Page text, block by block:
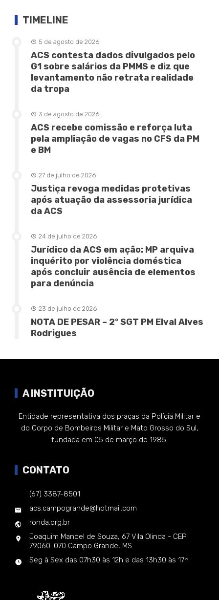
TIMELINE
5 de agosto de 2026
ACS contesta dados divulgados pelo
G1 sobre salários da PMMS e diz que
levantamento não retrata realidade
da tropa
3 de agosto de 2026
ACS recebe comissão e reforça luta
pela ampliação de vagas no CFS da PM
e BM
27 de julho de 2026
Justiça revoga medidas protetivas
após atuação da assessoria jurídica
da ACS
24 de julho de 2026
Jurídico da ACS em ação: MP arquiva
inquérito por violência doméstica
após concluir ausência de elementos
para denúncia
23 de julho de 2026
NOTA DE PESAR – 2º SGT PM Elval Alves
Rodrigues
A INSTITUIÇÃO
Entidade representativa dos praças da Polícia Militar e
do Corpo de Bombeiros Militar e Mato Grosso do Sul,
fundada em 05 de março de 1985.
CONTATO
(67) 3387-8501
acs.campogrande@hotmail.com
ronda.org.br
Joaquim Manoel de Souza, 67 Vila Olinda - CEP
79060-070 Campo Grande, MS
Seg à Sex das 07h30 às 12h e das 13h30 às 17h